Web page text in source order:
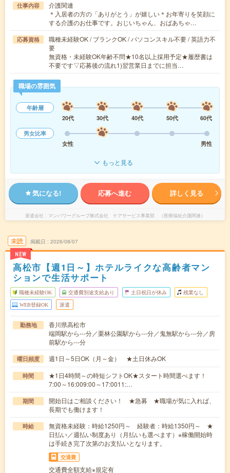
仕事内容
介護関連
＊入居者の方の「ありがとう」が嬉しい＊お年寄りを笑顔に
する介護のお仕事です。おじいちゃん、おばあちゃ…
応募資格
職種未経験OK / ブランクOK / パソコンスキル不要 / 英語力不
要
無資格・未経験OK年齢不問★10名以上採用予定★履歴書は
不要です▽応募後の流れ1)翌営業日までに担当…
職場の雰囲気
年齢層
20代
30代 40代 50代
60代
男女比率
女性
男性
もっと見る
気になる! 応募へ進む 詳しく見る
派遣会社 マンパワーグループ株式会社 ケアサービス事業部 （医療福祉介護関連）
未読
NEW
掲載日 2026/08/07
高松市【週1日～】ホテルライクな高齢者マン
ションで生活サポート
職種未経験OK 交通費別途支給あり 土日祝日が休み 残業なし
WEB登録OK 派遣
勤務地
香川県高松市
端岡駅から---分／栗林公園駅から---分／鬼無駅から---分／房
前駅から---分
曜日頻度 週1日～5日OK（月～金） ★土日休みOK
時間
★1日4時間～の時短シフトOK★スタート時間選べます！
7:00～16:009:00～17:0011:…
期間
開始日はご相談ください！ ★急募 ★職場が気に入れば、
長期でも働けます！
時給
無資格未経験：時給1250円～ 経験者：時給1350円～ ★
日払い／週払い制度あり（月払いも選べます）※稼働開始時
は手続き完了次第のお支払いとなります。
交通費
交通費全額支給※規定有